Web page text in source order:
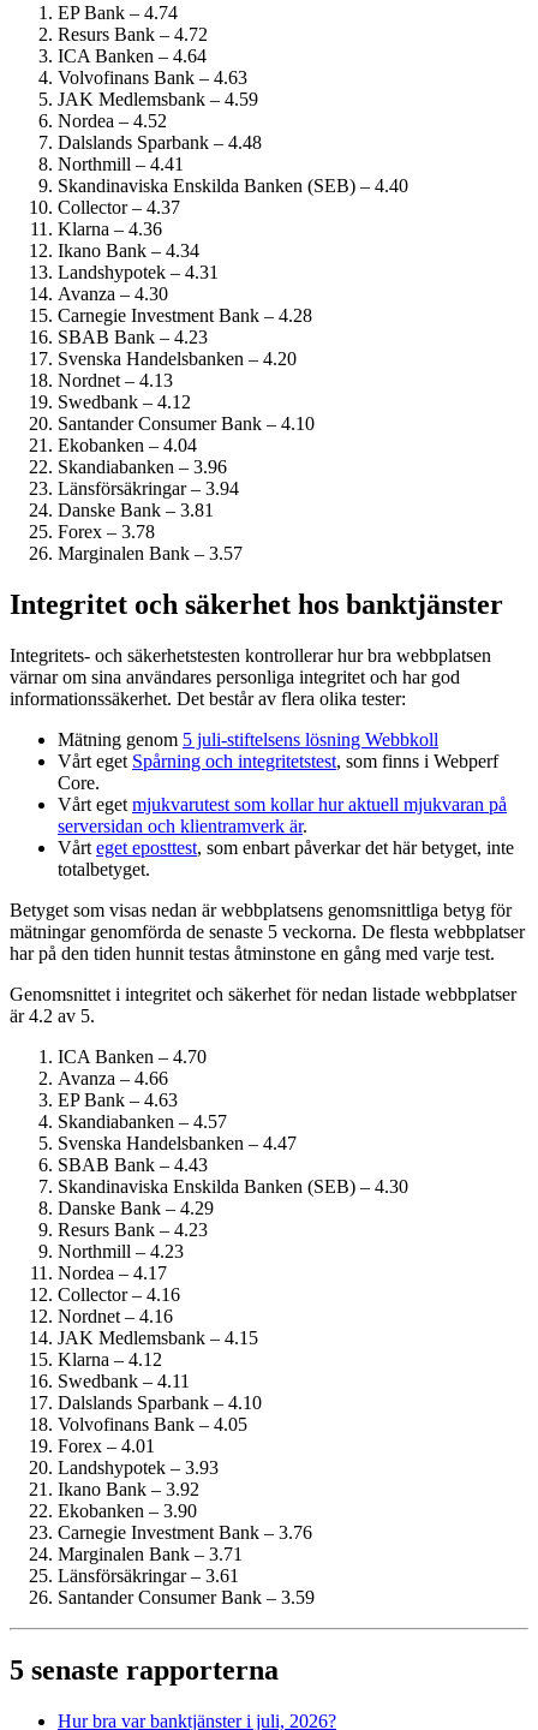
EP Bank – 4.74
Resurs Bank – 4.72
ICA Banken – 4.64
Volvofinans Bank – 4.63
JAK Medlemsbank – 4.59
Nordea – 4.52
Dalslands Sparbank – 4.48
Northmill – 4.41
Skandinaviska Enskilda Banken (SEB) – 4.40
Collector – 4.37
Klarna – 4.36
Ikano Bank – 4.34
Landshypotek – 4.31
Avanza – 4.30
Carnegie Investment Bank – 4.28
SBAB Bank – 4.23
Svenska Handelsbanken – 4.20
Nordnet – 4.13
Swedbank – 4.12
Santander Consumer Bank – 4.10
Ekobanken – 4.04
Skandiabanken – 3.96
Länsförsäkringar – 3.94
Danske Bank – 3.81
Forex – 3.78
Marginalen Bank – 3.57
Integritet och säkerhet hos banktjänster
Integritets- och säkerhetstesten kontrollerar hur bra webbplatsen
värnar om sina användares personliga integritet och har god
informations­säkerhet. Det består av flera olika tester:
Mätning genom 5 juli-stiftelsens lösning Webbkoll
Vårt eget Spårning och integritetstest, som finns i Webperf
Core.
Vårt eget mjukvarutest som kollar hur aktuell mjukvaran på
serversidan och klient­ramverk är.
Vårt eget eposttest, som enbart påverkar det här betyget, inte
totalbetyget.
Betyget som visas nedan är webbplatsens genomsnittliga betyg för
mätningar genomförda de senaste 5 veckorna. De flesta webbplatser
har på den tiden hunnit testas åtminstone en gång med varje test.
Genomsnittet i integritet och säkerhet för nedan listade webbplatser
är 4.2 av 5.
ICA Banken – 4.70
Avanza – 4.66
EP Bank – 4.63
Skandiabanken – 4.57
Svenska Handelsbanken – 4.47
SBAB Bank – 4.43
Skandinaviska Enskilda Banken (SEB) – 4.30
Danske Bank – 4.29
Resurs Bank – 4.23
Northmill – 4.23
Nordea – 4.17
Collector – 4.16
Nordnet – 4.16
JAK Medlemsbank – 4.15
Klarna – 4.12
Swedbank – 4.11
Dalslands Sparbank – 4.10
Volvofinans Bank – 4.05
Forex – 4.01
Landshypotek – 3.93
Ikano Bank – 3.92
Ekobanken – 3.90
Carnegie Investment Bank – 3.76
Marginalen Bank – 3.71
Länsförsäkringar – 3.61
Santander Consumer Bank – 3.59
5 senaste rapporterna
Hur bra var bank­tjänster i juli, 2026?